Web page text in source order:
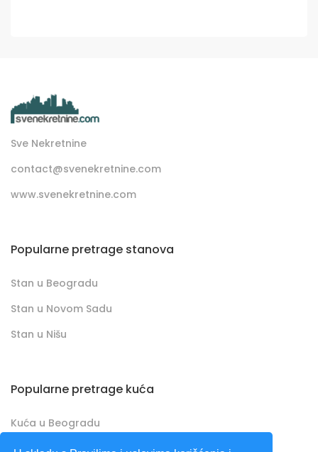
Sve Nekretnine
contact@svenekretnine.com
www.svenekretnine.com
Popularne pretrage stanova
Stan u Beogradu
Stan u Novom Sadu
Stan u Nišu
Popularne pretrage kuća
Kuća u Beogradu
Kuća u Novom Sadu